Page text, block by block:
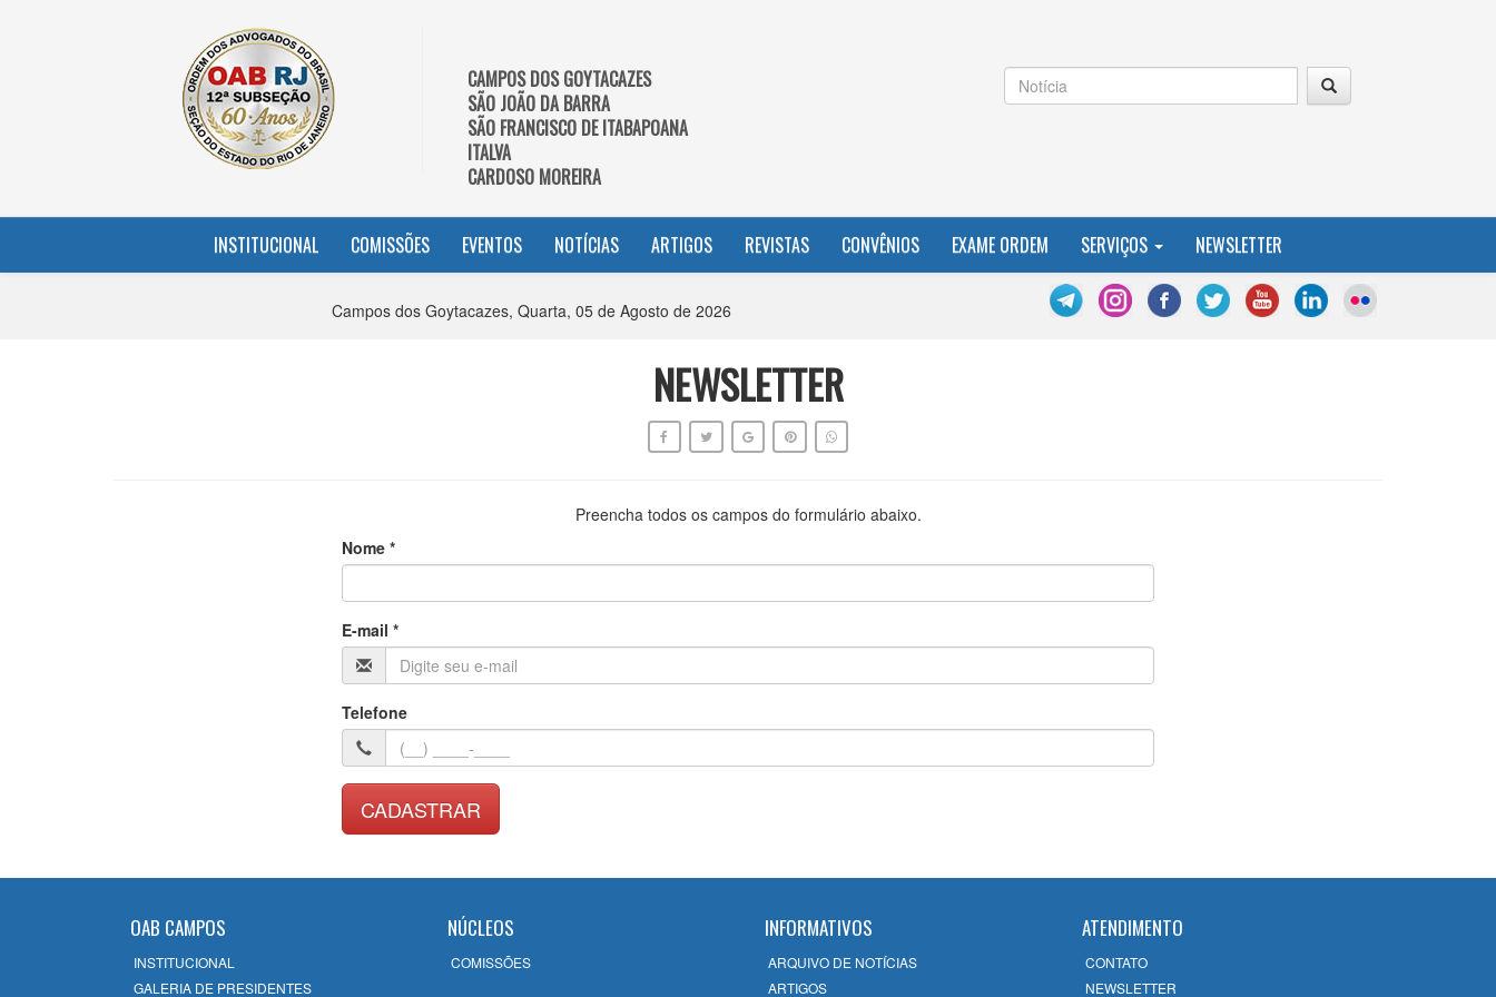
CAMPOS DOS GOYTACAZES
SÃO JOÃO DA BARRA
SÃO FRANCISCO DE ITABAPOANA
ITALVA
CARDOSO MOREIRA
INSTITUCIONAL COMISSÕES EVENTOS NOTÍCIAS ARTIGOS REVISTAS CONVÊNIOS EXAME ORDEM SERVIÇOS NEWSLETTER
Campos dos Goytacazes, Quarta, 05 de Agosto de 2026
NEWSLETTER
Preencha todos os campos do formulário abaixo.
Nome *
E-mail *
Telefone
CADASTRAR
OAB CAMPOS
INSTITUCIONAL
GALERIA DE PRESIDENTES
NÚCLEOS
COMISSÕES
INFORMATIVOS
ARQUIVO DE NOTÍCIAS
ARTIGOS
ATENDIMENTO
CONTATO
NEWSLETTER